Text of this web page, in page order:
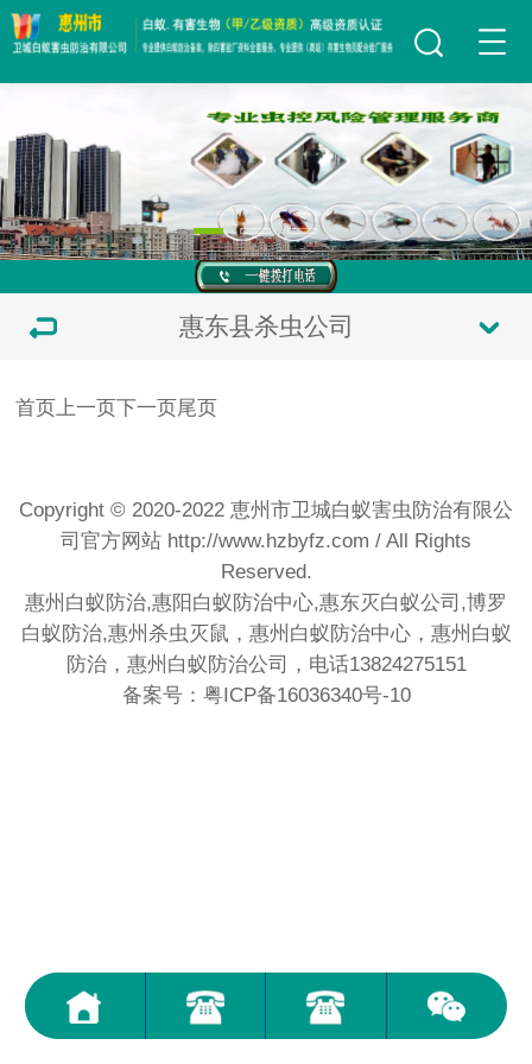
惠东县杀虫公司
首页上一页下一页 尾页
Copyright © 2020-2022 恵州市卫城白蚁害虫防治有限公
司官方网站 http://www.hzbyfz.com / All Rights
Reserved.
惠州白蚁防治,惠阳白蚁防治中心,惠东灭白蚁公司,博罗
白蚁防治,惠州杀虫灭鼠，惠州白蚁防治中心，惠州白蚁
防治，惠州白蚁防治公司，电话13824275151
备案号：粤ICP备16036340号-10